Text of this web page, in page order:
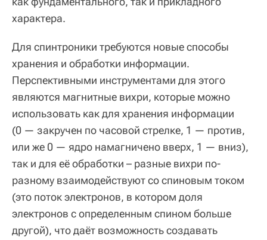
характера.
Для спинтроники требуются новые способы
хранения и обработки информации.
Перспективными инструментами для этого
являются магнитные вихри, которые можно
использовать как для хранения информации
(0 — закручен по часовой стрелке, 1 — против,
или же 0 — ядро намагничено вверх, 1 — вниз),
так и для её обработки – разные вихри по-
разному взаимодействуют со спиновым током
(это поток электронов, в котором доля
электронов с определенным спином больше
другой), что даёт возможность создавать